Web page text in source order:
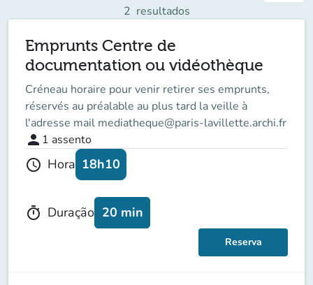
2 resultados
Emprunts Centre de
documentation ou vidéothèque
Créneau horaire pour venir retirer ses emprunts,
réservés au préalable au plus tard la veille à
l'adresse mail mediatheque@paris-lavillette.archi.fr
person 1 assento
schedule Hora 18h10
timer Duração 20 min
Reserva